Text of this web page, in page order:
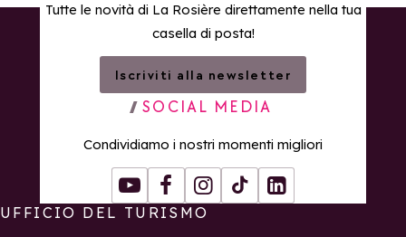
Tutte le novità di La Rosière direttamente nella tua
casella di posta!
Iscriviti alla newsletter
SOCIAL MEDIA
Condividiamo i nostri momenti migliori
YoutubeFacebookInstagram
Tiktok LinkedIn
UFFICIO DEL TURISMO